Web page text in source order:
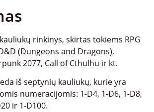
rinkinys, skirtas tokiems RPG
(Dungeons and Dragons),
2077, Call of Cthulhu ir kt.
iš septynių kauliukų, kurie yra
numeracijomis: 1-D4, 1-D6, 1-D8,
ir 1-D100.